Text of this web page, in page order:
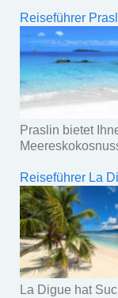
Reiseführer
Praslin bietet
Reiseführer La
La Digue hat